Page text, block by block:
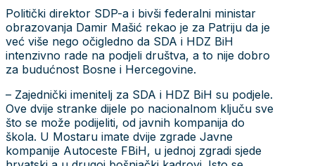
Politički direktor SDP-a i bivši federalni ministar
obrazovanja Damir Mašić rekao je za Patriju da je
već više nego očigledno da SDA i HDZ BiH
intenzivno rade na podjeli društva, a to nije dobro
za budućnost Bosne i Hercegovine.
– Zajednički imenitelj za SDA i HDZ BiH su podjele.
Ove dvije stranke dijele po nacionalnom ključu sve
što se može podijeliti, od javnih kompanija do
škola. U Mostaru imate dvije zgrade Javne
kompanije Autoceste FBiH, u jednoj zgradi sjede